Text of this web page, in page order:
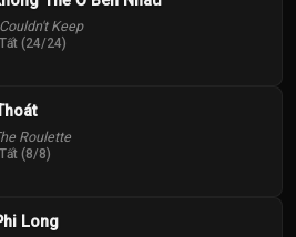
Keep
(24/24)
Roulette
(8/8)
Long